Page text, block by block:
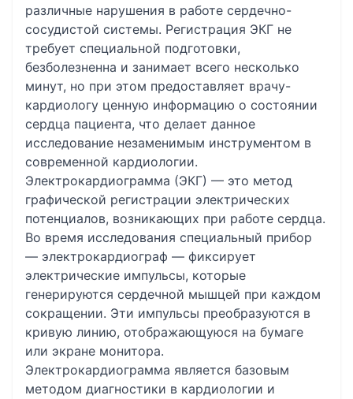
различные нарушения в работе сердечно-
сосудистой системы. Регистрация ЭКГ не
требует специальной подготовки,
безболезненна и занимает всего несколько
минут, но при этом предоставляет врачу-
кардиологу ценную информацию о состоянии
сердца пациента, что делает данное
исследование незаменимым инструментом в
современной кардиологии.
Электрокардиограмма (ЭКГ) — это метод
графической регистрации электрических
потенциалов, возникающих при работе сердца.
Во время исследования специальный прибор
— электрокардиограф — фиксирует
электрические импульсы, которые
генерируются сердечной мышцей при каждом
сокращении. Эти импульсы преобразуются в
кривую линию, отображающуюся на бумаге
или экране монитора.
Электрокардиограмма является базовым
методом диагностики в кардиологии и